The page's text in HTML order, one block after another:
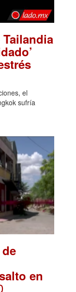
el
sufría
en